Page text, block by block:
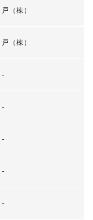
戸（棟）
戸（棟）
-
-
-
-
-